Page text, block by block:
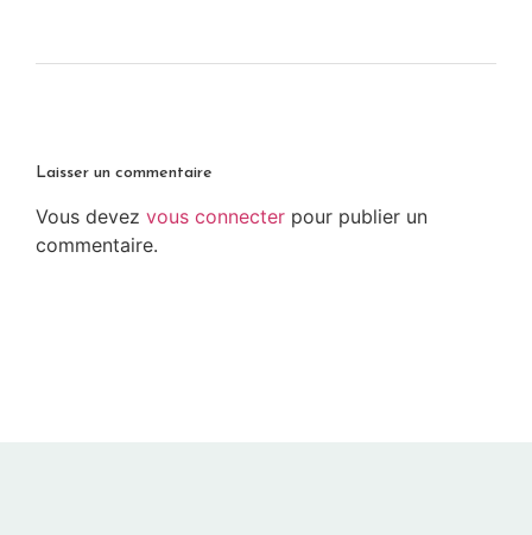
Laisser un commentaire
Vous devez vous connecter pour publier un
commentaire.